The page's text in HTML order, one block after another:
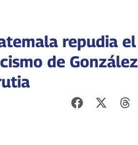
repudia el
de González